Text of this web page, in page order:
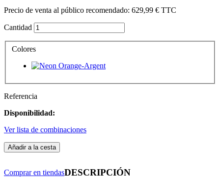
Precio de venta al público recomendado: 629,99 € TTC
Cantidad
Colores
Referencia
Disponibilidad:
Ver lista de combinaciones
Añadir a la cesta
Comprar en tiendasDESCRIPCIÓN